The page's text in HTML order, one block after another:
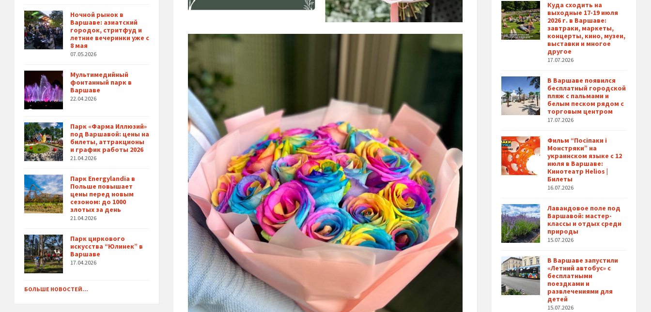
Ночной рынок в
Варшаве: азиатский
городок, стритфуд и
летние вечеринки уже с
8 мая
07.05.2026
Мультимедийный
фонтанный парк в
Варшаве
22.04.2026
Парк «Фарма Иллюзий»
под Варшавой: цены на
билеты, аттракционы
и график работы 2026
21.04.2026
Парк Energylandia в
Польше повышает
цены перед новым
сезоном: до 1000
злотых за день
21.04.2026
Парк циркового
искусства “Юлинек” в
Варшаве
17.04.2026
БОЛЬШЕ НОВОСТЕЙ...
Куда сходить на
выходные 17-19 июля
2026 г. в Варшаве:
завтраки, маркеты,
концерты, кино, музеи,
выставки и многое
другое
17.07.2026
В Варшаве появился
бесплатный городской
пляж с пальмами и
белым песком рядом с
торговым центром
17.07.2026
Фильм “Посіпаки і
Монстряки” на
украинском языке с 12
июля в Варшаве:
Кинотеатр Helios |
Билеты
16.07.2026
Лавандовое поле под
Варшавой: мастер-
классы и отдых среди
природы
15.07.2026
В Варшаве запустили
«Летний автобус» с
бесплатными
поездками и
развлечениями для
детей
15.07.2026